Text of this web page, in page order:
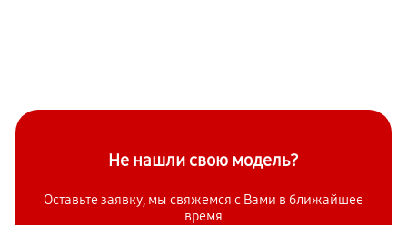
Не нашли свою модель?
Оставьте заявку, мы свяжемся с Вами в ближайшее
время